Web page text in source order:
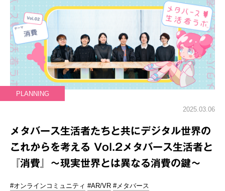
PLANNING
2025.03.06
メタバース生活者たちと共にデジタル世界の
これからを考える Vol.2メタバース生活者と
『消費』～現実世界とは異なる消費の鍵～
#オンラインコミュニティ #AR/VR #メタバース